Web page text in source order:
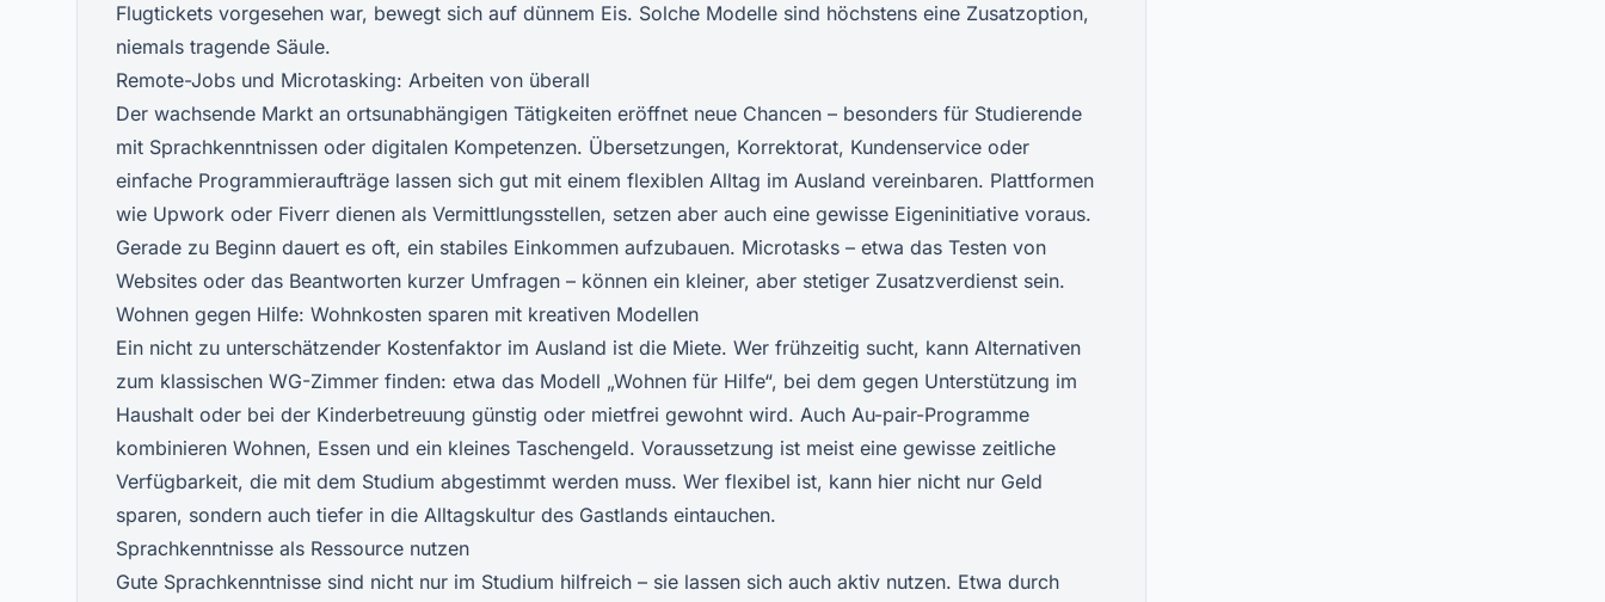
Flugtickets vorgesehen war, bewegt sich auf dünnem Eis. Solche Modelle sind höchstens eine Zusatzoption,
niemals tragende Säule.
Remote-Jobs und Microtasking: Arbeiten von überall
Der wachsende Markt an ortsunabhängigen Tätigkeiten eröffnet neue Chancen – besonders für Studierende
mit Sprachkenntnissen oder digitalen Kompetenzen. Übersetzungen, Korrektorat, Kundenservice oder
einfache Programmieraufträge lassen sich gut mit einem flexiblen Alltag im Ausland vereinbaren. Plattformen
wie Upwork oder Fiverr dienen als Vermittlungsstellen, setzen aber auch eine gewisse Eigeninitiative voraus.
Gerade zu Beginn dauert es oft, ein stabiles Einkommen aufzubauen. Microtasks – etwa das Testen von
Websites oder das Beantworten kurzer Umfragen – können ein kleiner, aber stetiger Zusatzverdienst sein.
Wohnen gegen Hilfe: Wohnkosten sparen mit kreativen Modellen
Ein nicht zu unterschätzender Kostenfaktor im Ausland ist die Miete. Wer frühzeitig sucht, kann Alternativen
zum klassischen WG-Zimmer finden: etwa das Modell „Wohnen für Hilfe“, bei dem gegen Unterstützung im
Haushalt oder bei der Kinderbetreuung günstig oder mietfrei gewohnt wird. Auch Au-pair-Programme
kombinieren Wohnen, Essen und ein kleines Taschengeld. Voraussetzung ist meist eine gewisse zeitliche
Verfügbarkeit, die mit dem Studium abgestimmt werden muss. Wer flexibel ist, kann hier nicht nur Geld
sparen, sondern auch tiefer in die Alltagskultur des Gastlands eintauchen.
Sprachkenntnisse als Ressource nutzen
Gute Sprachkenntnisse sind nicht nur im Studium hilfreich – sie lassen sich auch aktiv nutzen. Etwa durch